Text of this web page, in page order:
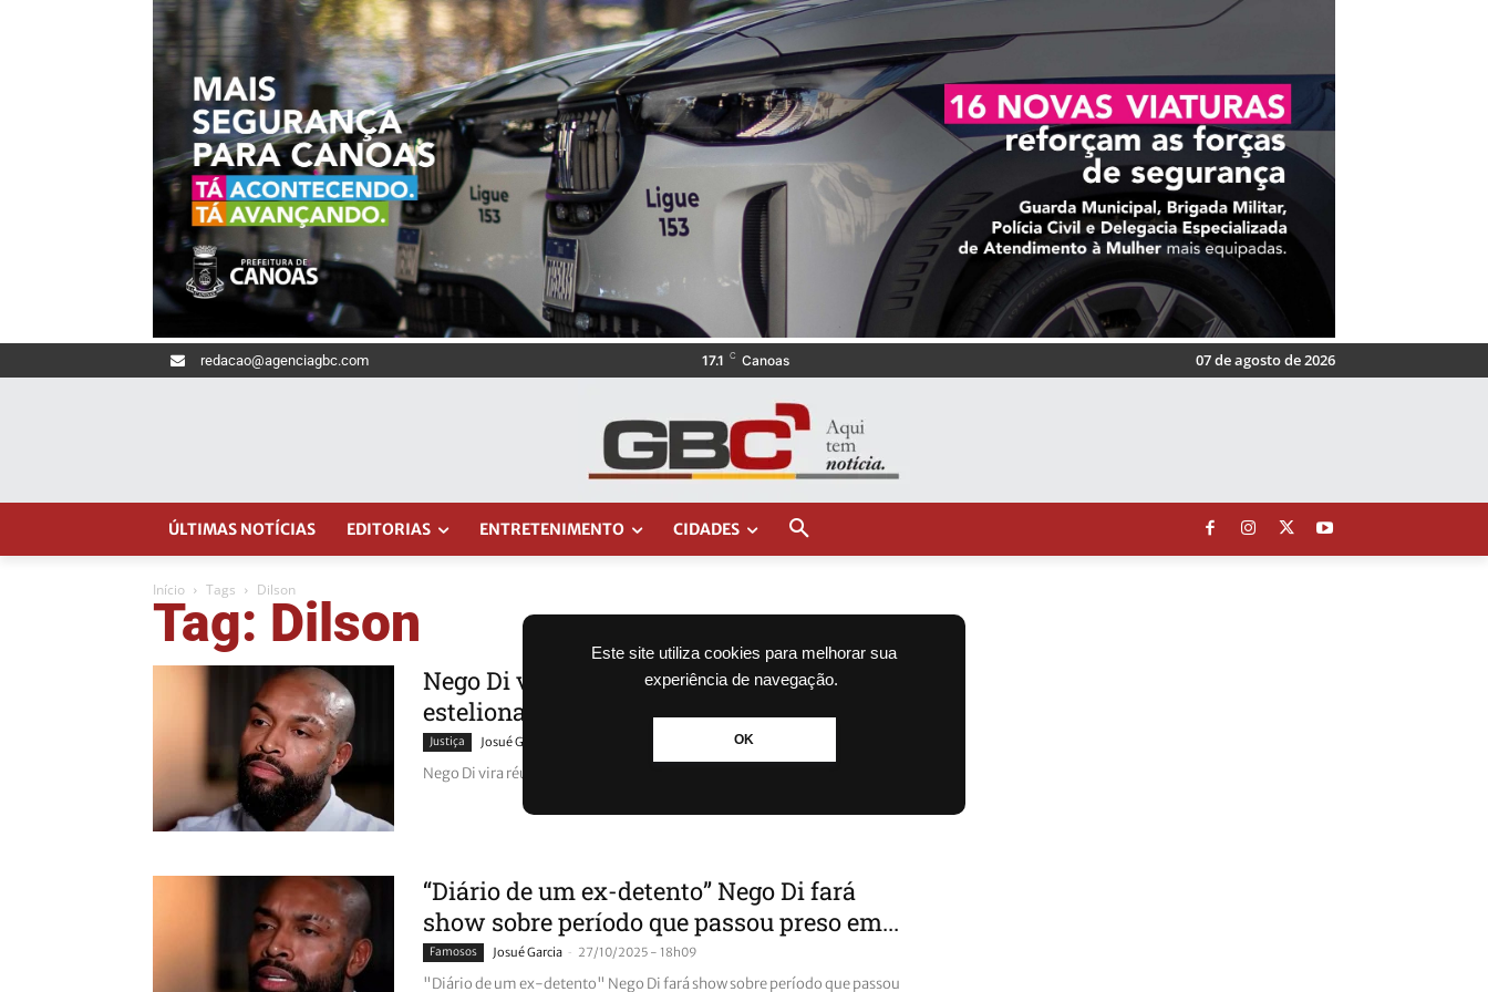
Este site utiliza cookies para melhorar sua
experiência de navegação.
OK
redacao@agenciagbc.com 17.1 C Canoas 07 de agosto de 2026
ÚLTIMAS NOTÍCIAS EDITORIAS ENTRETENIMENTO CIDADES
Início Tags Dilson
Tag: Dilson
Nego Di vira réu em novo processo por
estelionato no RS
Justiça Josué Garcia
Nego Di vira réu em novo processo por estelionato no RS
“Diário de um ex-detento” Nego Di fará
show sobre período que passou preso em...
Famosos Josué Garcia - 27/10/2025 - 18h09
"Diário de um ex-detento" Nego Di fará show sobre período que passou